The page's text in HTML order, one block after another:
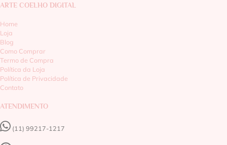
ARTE COELHO DIGITAL
Home
Loja
Blog
Como Comprar
Termo de Compra
Política da Loja
Política de Privacidade
Contato
ATENDIMENTO
(11) 99217-1217‬